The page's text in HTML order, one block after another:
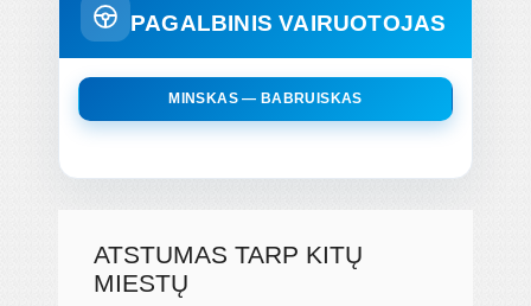
PAGALBINIS VAIRUOTOJAS
MINSKAS — BABRUISKAS
ATSTUMAS TARP KITŲ
MIESTŲ